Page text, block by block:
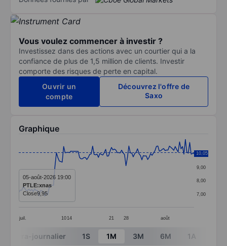
Vous voulez commencer à investir ?
Investissez dans des actions avec un courtier qui a la
confiance de plus de 1,5 million de clients. Investir
comporte des risques de perte en capital.
Ouvrir un
compte
Découvrez l'offre de
Saxo
Graphique
Line chart with 122 data points.
The chart has 1 X axis displaying categories.
The chart has 1 Y axis displaying values. Data
juil. 10 14 21 28 août
7,00
8,00
9,00
10,00
10,05
05-août-2026 19:00
PTLE:xnas
Close9,95
End of interactive chart.
Intra-journalier 1S 1M 3M 6M 1A